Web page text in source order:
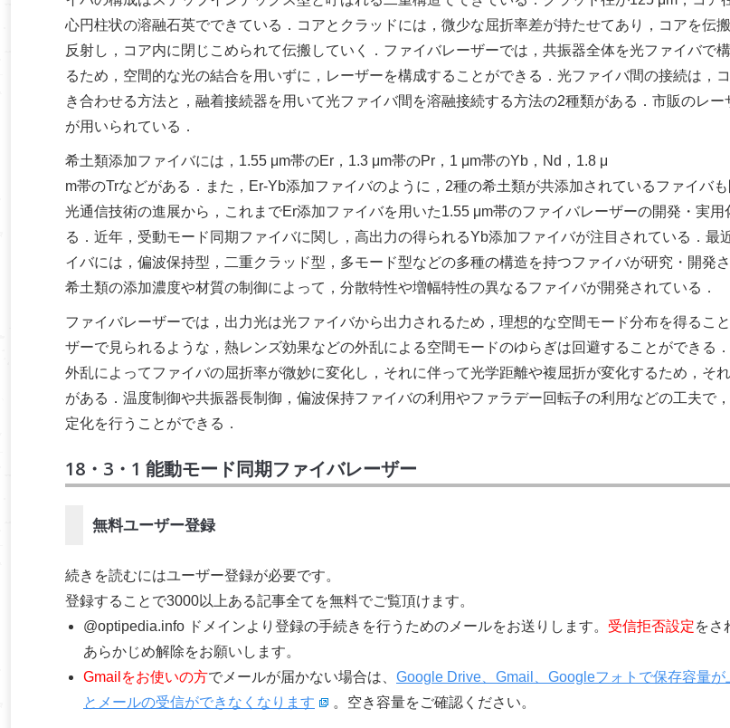
心円柱状の溶融石英でできている．コアとクラッドには，微少な屈折率差が持たせてあり，コアを伝
反射し，コア内に閉じこめられて伝搬していく．ファイバレーザーでは，共振器全体を光ファイバで
るため，空間的な光の結合を用いずに，レーザーを構成することができる．光ファイバ間の接続は，
き合わせる方法と，融着接続器を用いて光ファイバ間を溶融接続する方法の2種類がある．市販のレー
が用いられている．
希土類添加ファイバには，1.55 μm帯のEr，1.3 μm帯のPr，1 μm帯のYb，Nd，1.8 μ
m帯のTrなどがある．また，Er-Yb添加ファイバのように，2種の希土類が共添加されているファイバも
光通信技術の進展から，これまでEr添加ファイバを用いた1.55 μm帯のファイバレーザーの開発・実用
る．近年，受動モード同期ファイバに関し，高出力の得られるYb添加ファイバが注目されている．最
イバには，偏波保持型，二重クラッド型，多モード型などの多種の構造を持つファイバが研究・開発
希土類の添加濃度や材質の制御によって，分散特性や増幅特性の異なるファイバが開発されている．
ファイバレーザーでは，出力光は光ファイバから出力されるため，理想的な空間モード分布を得るこ
ザーで見られるような，熱レンズ効果などの外乱による空間モードのゆらぎは回避することができる
外乱によってファイバの屈折率が微妙に変化し，それに伴って光学距離や複屈折が変化するため，そ
がある．温度制御や共振器長制御，偏波保持ファイバの利用やファラデー回転子の利用などの工夫で
定化を行うことができる．
18・3・1 能動モード同期ファイバレーザー
無料ユーザー登録
続きを読むにはユーザー登録が必要です。
登録することで3000以上ある記事全てを無料でご覧頂けます。
@optipedia.info ドメインより登録の手続きを行うためのメールをお送りします。 受信拒否設定をさ
あらかじめ解除をお願いします。
Gmailをお使いの方でメールが届かない場合は、 Google Drive、Gmail、Googleフォトで保存容量が
とメールの受信ができなくなります
。空き容量をご確認ください。